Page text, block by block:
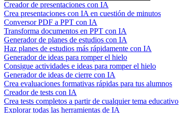
Creador de presentaciones con IA
Crea presentaciones con IA en cuestión de minutos
Conversor PDF a PPT con IA
Transforma documentos en PPT con IA
Generador de planes de estudios con IA
Haz planes de estudios más rápidamente con IA
Generador de ideas para romper el hielo
Consigue actividades e ideas para romper el hielo
Generador de ideas de cierre con IA
Crea evaluaciones formativas rápidas para tus alumnos
Creador de tests con IA
Crea tests completos a partir de cualquier tema educativo
Explorar todas las herramientas de IA